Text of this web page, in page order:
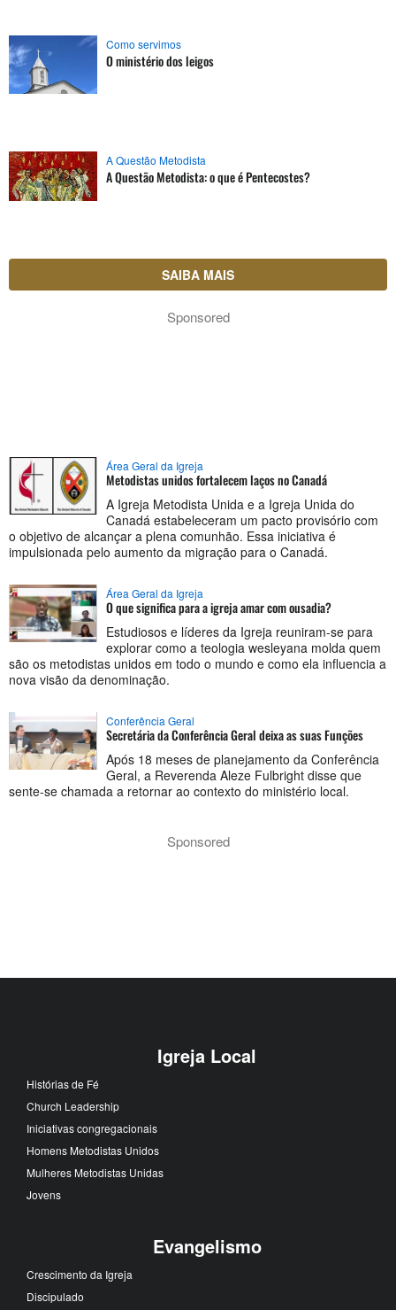
Como servimos
O ministério dos leigos
A Questão Metodista
A Questão Metodista: o que é Pentecostes?
SAIBA MAIS
Sponsored
Área Geral da Igreja
Metodistas unidos fortalecem laços no Canadá
A Igreja Metodista Unida e a Igreja Unida do
Canadá estabeleceram um pacto provisório com
o objetivo de alcançar a plena comunhão. Essa iniciativa é
impulsionada pelo aumento da migração para o Canadá.
Área Geral da Igreja
O que significa para a igreja amar com ousadia?
Estudiosos e líderes da Igreja reuniram-se para
explorar como a teologia wesleyana molda quem
são os metodistas unidos em todo o mundo e como ela influencia a
nova visão da denominação.
Conferência Geral
Secretária da Conferência Geral deixa as suas Funções
Após 18 meses de planejamento da Conferência
Geral, a Reverenda Aleze Fulbright disse que
sente-se chamada a retornar ao contexto do ministério local.
Sponsored
Igreja Local
Histórias de Fé
Church Leadership
Iniciativas congregacionais
Homens Metodistas Unidos
Mulheres Metodistas Unidas
Jovens
Evangelismo
Crescimento da Igreja
Discipulado